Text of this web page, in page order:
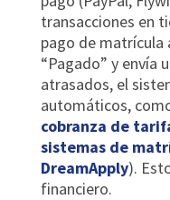
transacciones en
pago de matrícula
“Pagado” y envía
atrasados, el
automáticos,
cobranza de
sistemas de
DreamApply).
financiero.